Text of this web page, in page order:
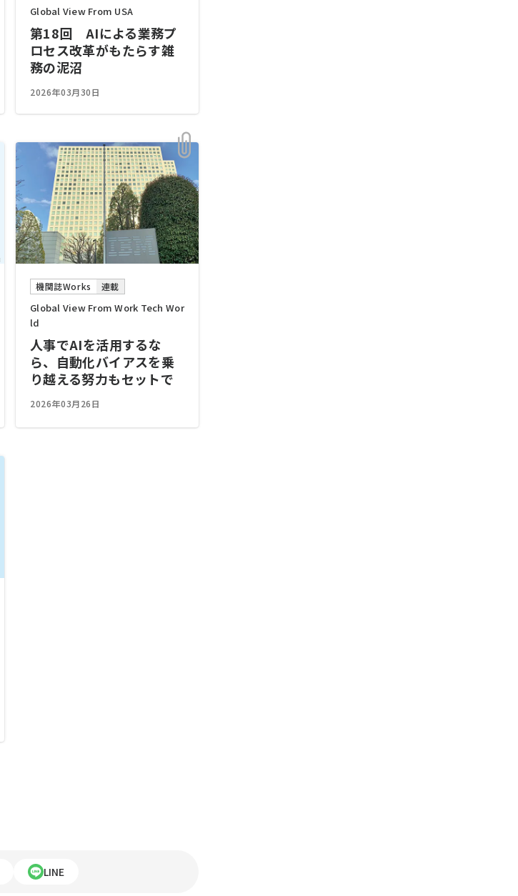
Global View From USA
第18回 AIによる業務プ
ロセス改革がもたらす雑
務の泥沼
2026年03月30日
機関誌Works 連載
Global View From Work Tech Wor
ld
人事でAIを活用するな
ら、自動化バイアスを乗
り越える努力もセットで
2026年03月26日
LINE